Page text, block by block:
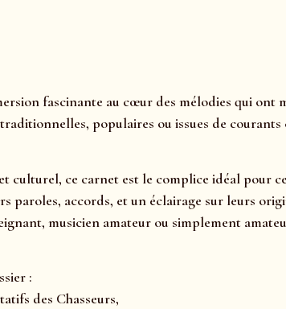
fascinante au cœur des mélodies qui
populaires ou issues de
culturel, ce carnet est le complice idéal pour
paroles, accords, et un éclairage sur leurs
musicien amateur ou simplement
:
des Chasseurs,